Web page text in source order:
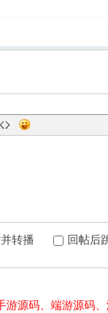
转播 回帖后
源码、端游源码